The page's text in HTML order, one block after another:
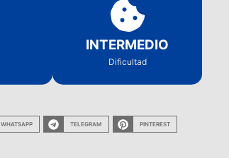
INTERMEDIO
Dificultad
WHATSAPP TELEGRAM PINTEREST